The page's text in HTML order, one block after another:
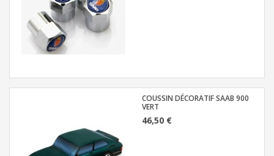
COUSSIN DÉCORATIF SAAB 900
VERT
46,50 €